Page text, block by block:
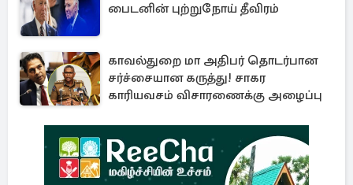
பைடனின் புற்றுநோய் தீவிரம்
காவல்துறை மா அதிபர் தொடர்பான
சர்ச்சையான கருத்து! சாகர
காரியவசம் விசாரணைக்கு அழைப்பு